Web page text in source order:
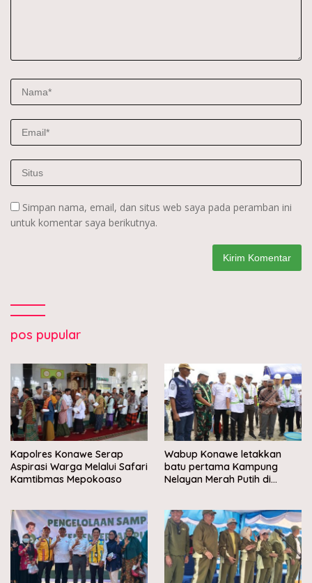
Simpan nama, email, dan situs web saya pada peramban ini
untuk komentar saya berikutnya.
pos pupular
Kapolres Konawe Serap
Aspirasi Warga Melalui Safari
Kamtibmas Mepokoaso
Wabup Konawe letakkan
batu pertama Kampung
Nelayan Merah Putih di